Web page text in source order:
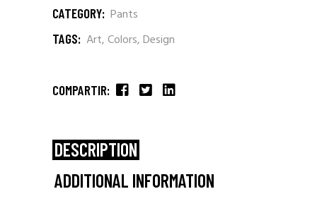
CATEGORY: Pants
TAGS: Art,Colors,Design
COMPARTIR:
DESCRIPTION
ADDITIONAL INFORMATION